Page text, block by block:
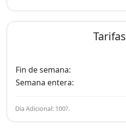
Tarifas
Fin de semana:
Semana entera:
Día Adicional: 100?.